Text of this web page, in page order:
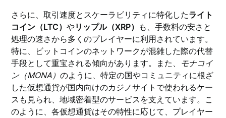
さらに、取引速度とスケーラビリティに特化したライト
コイン（LTC）やリップル（XRP） も、手数料の安さと
処理の速さから多くのプレイヤーに利用されています。
特に、ビットコインのネットワークが混雑した際の代替
手段として重宝される傾向があります。また、 モナコイ
ン（MONA）のように、特定の国やコミュニティに根ざ
した仮想通貨が国内向けのカジノサイトで使われるケー
スも見られ、地域密着型のサービスを支えています。こ
のように、各仮想通貨はその特性に応じて、プレイヤー